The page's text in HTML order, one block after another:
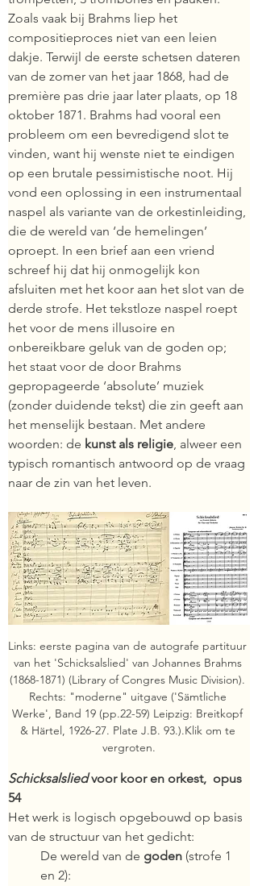
Zoals vaak bij Brahms liep het
compositieproces niet van een leien
dakje. Terwijl de eerste schetsen dateren
van de zomer van het jaar 1868, had de
première pas drie jaar later plaats, op 18
oktober 1871. Brahms had vooral een
probleem om een bevredigend slot te
vinden, want hij wenste niet te eindigen
op een brutale pessimistische noot. Hij
vond een oplossing in een instrumentaal
naspel als variante van de orkestinleiding,
die de wereld van ‘de hemelingen’
oproept. In een brief aan een vriend
schreef hij dat hij onmogelijk kon
afsluiten met het koor aan het slot van de
derde strofe. Het tekstloze naspel roept
het voor de mens illusoire en
onbereikbare geluk van de goden op;
het staat voor de door Brahms
gepropageerde ‘absolute’ muziek
(zonder duidende tekst) die zin geeft aan
het menselijk bestaan. Met andere
woorden: de kunst als religie, alweer een
typisch romantisch antwoord op de vraag
naar de zin van het leven.
Links: eerste pagina van de autografe partituur
van het 'Schicksalslied' van Johannes Brahms
(1868-1871) (Library of Congres Music Division).
Rechts: "moderne" uitgave ('Sämtliche
Werke', Band 19 (pp.22-59) Leipzig: Breitkopf
& Härtel, 1926-27. Plate J.B. 93.).Klik om te
vergroten.
Schicksalslied voor koor en orkest,  opus
54
Het werk is logisch opgebouwd op basis
van de structuur van het gedicht:
De wereld van de goden (strofe 1
en 2):